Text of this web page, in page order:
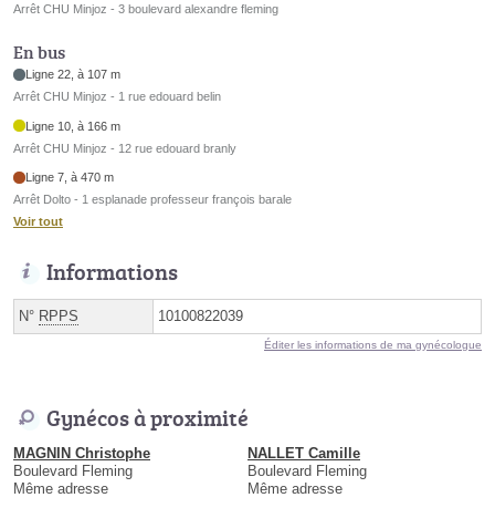
Arrêt CHU Minjoz - 3 boulevard alexandre fleming
En bus
Ligne 22, à 107 m
Arrêt CHU Minjoz - 1 rue edouard belin
Ligne 10, à 166 m
Arrêt CHU Minjoz - 12 rue edouard branly
Ligne 7, à 470 m
Arrêt Dolto - 1 esplanade professeur françois barale
Voir tout
Informations
N° RPPS 10100822039
Éditer les informations de ma gynécologue
Gynécos à proximité
MAGNIN Christophe
Boulevard Fleming
Même adresse
NALLET Camille
Boulevard Fleming
Même adresse